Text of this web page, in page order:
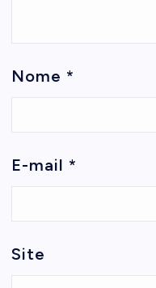
Nome *
E-mail *
Site